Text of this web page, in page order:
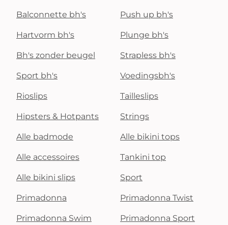
Balconnette bh's Push up bh's
Hartvorm bh's Plunge bh's
Bh's zonder beugel Strapless bh's
Sport bh's Voedingsbh's
Rioslips Tailleslips
Hipsters & Hotpants Strings
Alle badmode Alle bikini tops
Alle accessoires Tankini top
Alle bikini slips Sport
Primadonna Primadonna Twist
Primadonna Swim Primadonna Sport